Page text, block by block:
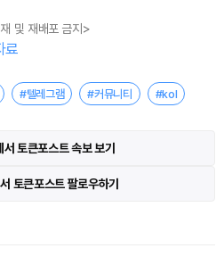
및 재배포 금지>
료
#텔레그램 #커뮤니티 #kol
토큰포스트 속보 보기
토큰포스트 팔로우하기